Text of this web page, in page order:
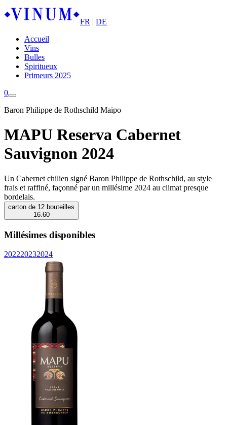
FR | DE
Accueil
Vins
Bulles
Spiritueux
Primeurs 2025
0
Baron Philippe de Rothschild Maipo
MAPU Reserva Cabernet
Sauvignon 2024
Un Cabernet chilien signé Baron Philippe de Rothschild, au style
frais et raffiné, façonné par un millésime 2024 au climat presque
bordelais.
carton de 12 bouteilles
16.60
Millésimes disponibles
202220232024